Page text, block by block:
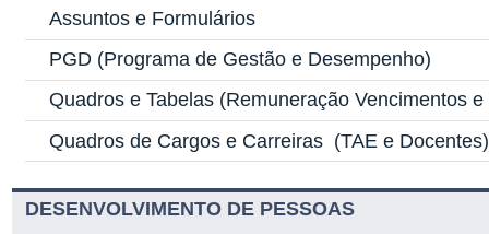
Assuntos e Formulários
PGD (Programa de Gestão e Desempenho)
Quadros e Tabelas (Remuneração Vencimentos
Quadros de Cargos e Carreiras (TAE e Docentes)
DESENVOLVIMENTO DE PESSOAS